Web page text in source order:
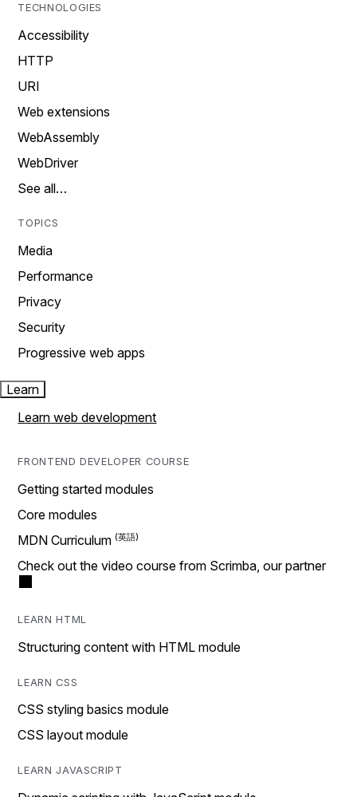
TECHNOLOGIES
Accessibility
HTTP
URI
Web extensions
WebAssembly
WebDriver
See all…
TOPICS
Media
Performance
Privacy
Security
Progressive web apps
Learn
Learn web development
FRONTEND DEVELOPER COURSE
Getting started modules
Core modules
MDN Curriculum
Check out the video course from Scrimba, our partner
LEARN HTML
Structuring content with HTML module
LEARN CSS
CSS styling basics module
CSS layout module
LEARN JAVASCRIPT